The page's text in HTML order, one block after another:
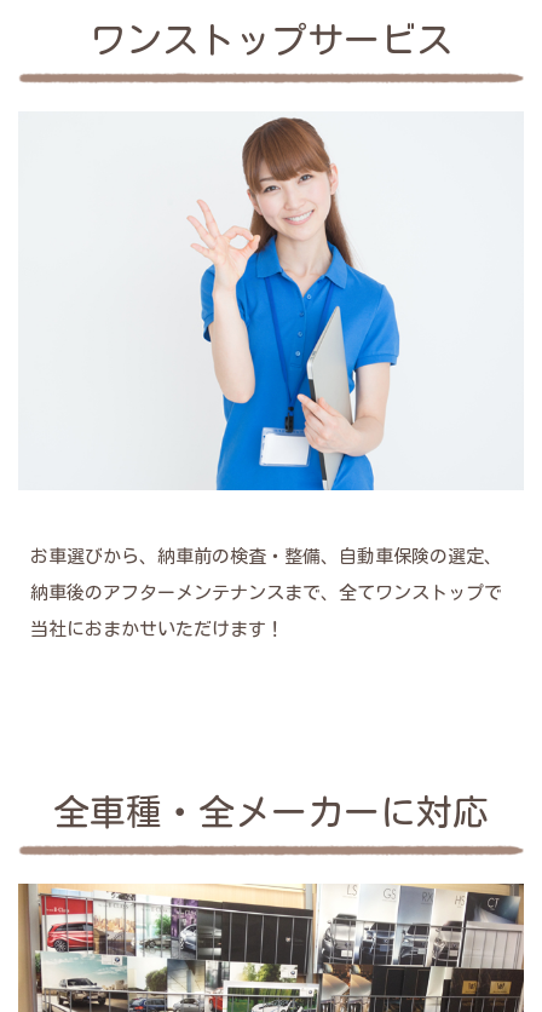
ワンストップサービス
お車選びから、納車前の検査・整備、自動車保険の選定、
納車後のアフターメンテナンスまで、全てワンストップで
当社におまかせいただけます！
全車種・全メーカーに対応